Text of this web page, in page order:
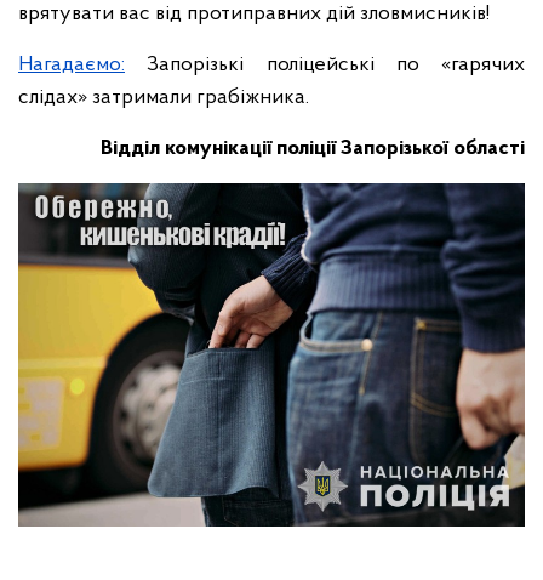
врятувати вас від протиправних дій зловмисників!
Нагадаємо: Запорізькі поліцейські по «гарячих
слідах» затримали грабіжника.
Відділ комунікації поліції Запорізької області